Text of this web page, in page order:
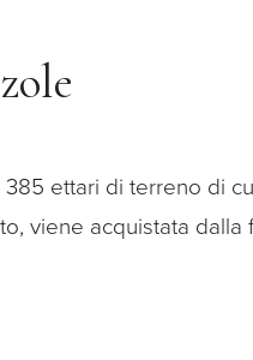
ettari di terreno di
viene acquistata dalla